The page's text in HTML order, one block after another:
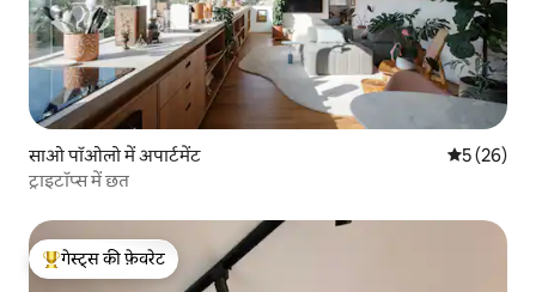
साओ पॉओलो में अपार्टमेंट औसत रेटिंग
5 (26)
ट्राइटॉप्स में छत
गेस्ट्स का टॉप फ़ेवरेट
गेस्ट्स की फ़ेवरेट